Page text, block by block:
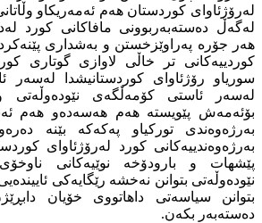
لەرۆژئاوای كوردستان هەم ئەمەریكاو
لەگەڵ دەستەبەربوونی مافاكانی كورد
هەر جۆرە پەراوێزخستن و بەشداری
كوردییەكانی تر خاڵی لاوازی گوتاری
سوریاو رۆژئاوای كوردستانیشدا لەسەر
لەسەر ئاستی كۆمەڵگەی نێودەوڵەتی
بۆئەمەش پێویستە هەم هەسەدەو هەم
بەرژەوەندی توركیاو پەكەكە بێنە
بەرژەوەندییەكانی كورد لەرۆژئاوای
پێشهات و بارودۆخە نوێیەكانی
نێودەوڵەتی بتوانن نەخشە رێگایەكی
بتوانن سیاسەتی داهاتووی خۆیان
دەستەبەر بكەن.